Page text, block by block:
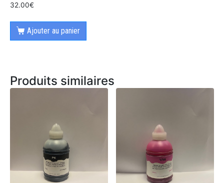
32.00€
Ajouter au panier
Produits similaires